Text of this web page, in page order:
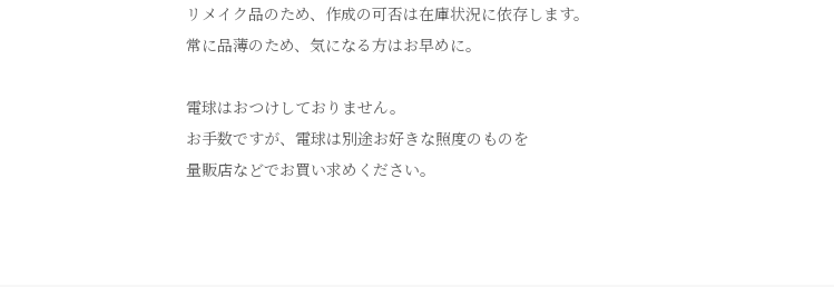
リメイク品のため、作成の可否は在庫状況に依存します。
常に品薄のため、気になる方はお早めに。
電球はおつけしておりません。
お手数ですが、電球は別途お好きな照度のものを
量販店などでお買い求めください。